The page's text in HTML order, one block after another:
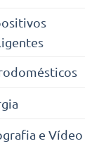
e Vídeo